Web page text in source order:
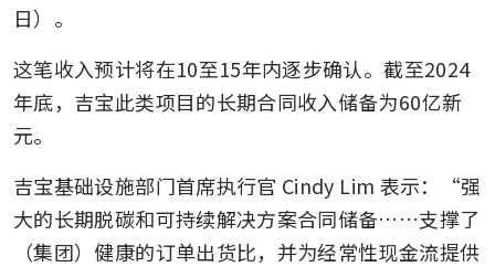
日）。
这笔收入预计将在10至15年内逐步确认。截至2024
年底，吉宝此类项目的长期合同收入储备为60亿新
元。
吉宝基础设施部门首席执行官 Cindy Lim 表示：“强
大的长期脱碳和可持续解决方案合同储备……支撑了
（集团）健康的订单出货比，并为经常性现金流提供